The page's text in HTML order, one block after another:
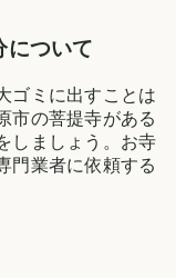
について
ゴミに出すことは
市の菩提寺がある
しましょう。お寺
門業者に依頼する